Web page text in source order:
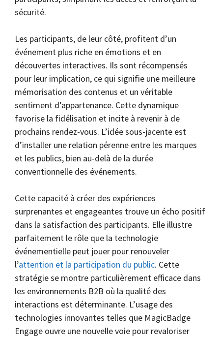
sécurité.
Les participants, de leur côté, profitent d’un
événement plus riche en émotions et en
découvertes interactives. Ils sont récompensés
pour leur implication, ce qui signifie une meilleure
mémorisation des contenus et un véritable
sentiment d’appartenance. Cette dynamique
favorise la fidélisation et incite à revenir à de
prochains rendez-vous. L’idée sous-jacente est
d’installer une relation pérenne entre les marques
et les publics, bien au-delà de la durée
conventionnelle des événements.
Cette capacité à créer des expériences
surprenantes et engageantes trouve un écho positif
dans la satisfaction des participants. Elle illustre
parfaitement le rôle que la technologie
événementielle peut jouer pour renouveler
l’attention et la participation du public. Cette
stratégie se montre particulièrement efficace dans
les environnements B2B où la qualité des
interactions est déterminante. L’usage des
technologies innovantes telles que MagicBadge
Engage ouvre une nouvelle voie pour revaloriser